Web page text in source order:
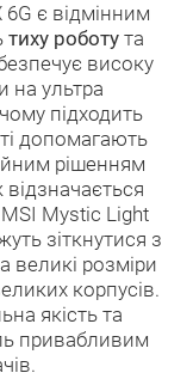
6G є відмінним
тиху роботу та
високу
на ультра
підходить
допомагають
рішенням
Mystic Light
зіткнутися з
великі розміри
корпусів.
якість та
привабливим